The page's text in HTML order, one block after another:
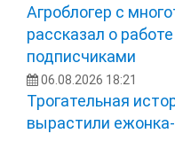
Агроблогер с
рассказал о
подписчиками
06.08.2026 18:21
Трогательная
вырастили